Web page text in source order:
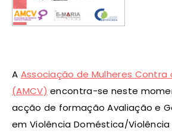
A Associação de Mulheres Contra
(AMCV) encontra-se neste
acção de formação Avaliação e
em Violência Doméstica/Violência